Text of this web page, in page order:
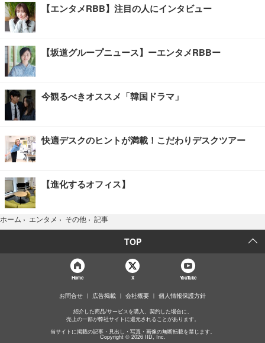
【エンタメRBB】注目の人にインタビュー
【坂道グループニュース】ーエンタメRBBー
今観るべきオススメ「韓国ドラマ」
快適デスクのヒントが満載！こだわりデスクツアー
【進化するオフィス】
ホーム › エンタメ › その他 › 記事
TOP
Home X YouTube
お問合せ 広告掲載 会社概要 個人情報保護方針
紹介した商品/サービスを購入、契約した場合に、
売上の一部が弊社サイトに還元されることがあります。
当サイトに掲載の記事・見出し・写真・画像の無断転載を禁じます。
Copyright © 2026 IID, Inc.